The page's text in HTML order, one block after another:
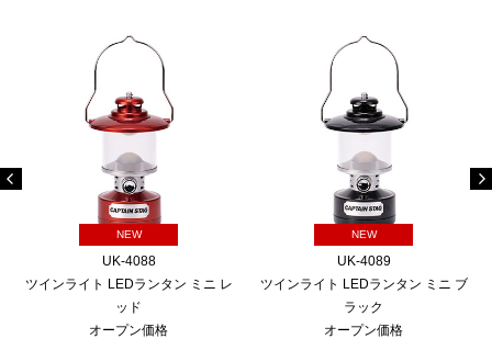
NEW
UK-4088
ツインライト LEDランタン ミニ レ
ッド
オープン価格
NEW
UK-4089
ツインライト LEDランタン ミニ ブ
ラック
オープン価格